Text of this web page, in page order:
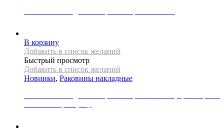
В корзину
Добавить в список желаний
Быстрый просмотр
Добавить в список желаний
Новинки, Раковины накладные